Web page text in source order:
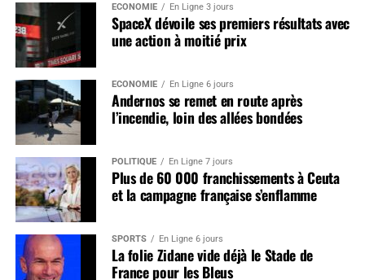
ÉCONOMIE En Ligne 3 jours
SpaceX dévoile ses premiers résultats avec
une action à moitié prix
ÉCONOMIE En Ligne 6 jours
Andernos se remet en route après
l’incendie, loin des allées bondées
POLITIQUE En Ligne 7 jours
Plus de 60 000 franchissements à Ceuta
et la campagne française s’enflamme
SPORTS En Ligne 6 jours
La folie Zidane vide déjà le Stade de
France pour les Bleus